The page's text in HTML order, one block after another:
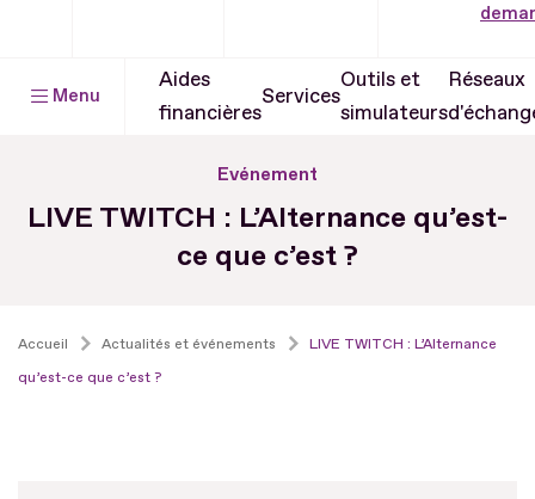
Menu
Aides
financières
Services
Outils et
simulateurs
Réseaux
Evénement
LIVE TWITCH : L’Alternance qu’est-
ce que c’est ?
Accueil Actualités et événements
LIVE TWITCH : L’Alternance
qu’est-ce que c’est ?